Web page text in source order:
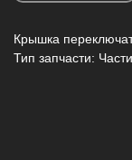
Крышка
Тип запчасти: